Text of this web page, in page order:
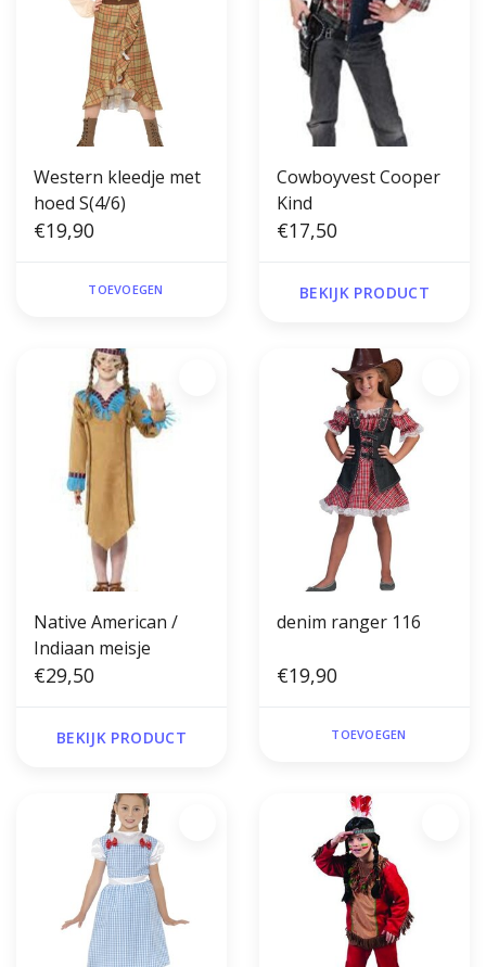
Western kleedje met
hoed S(4/6)
€19,90
TOEVOEGEN
Cowboyvest Cooper
Kind
€17,50
BEKIJK PRODUCT
Native American /
Indiaan meisje
€29,50
BEKIJK PRODUCT
denim ranger 116
€19,90
TOEVOEGEN